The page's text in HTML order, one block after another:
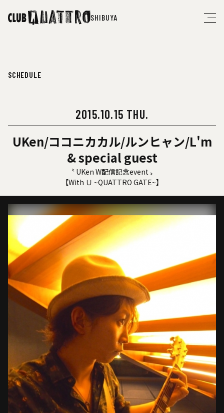
SHIBUYA
SCHEDULE
2015.10.15 THU.
UKen/ココニカカル/ルンヒャン/L'm
& special guest
〝 UKen W配信記念event 〟
【With Ｕ ~QUATTRO GATE~】